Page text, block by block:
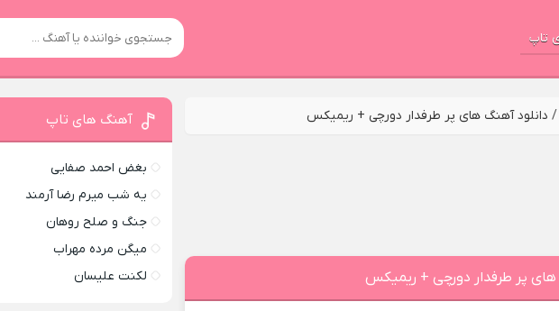
تاپ
دانلود آهنگ های پر طرفدار دورچی + ریمیکس
های پر طرفدار دورچی + ریمیکس
آهنگ های تاپ
بغض احمد صفایی
یه شب میرم رضا آرمند
جنگ و صلح روهان
میگن مرده مهراب
لکنت علیسان